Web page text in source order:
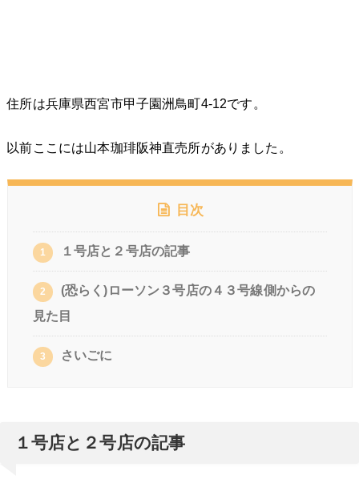
住所は兵庫県西宮市甲子園洲鳥町4-12です。
以前ここには山本珈琲阪神直売所がありました。
目次
1 １号店と２号店の記事
2
(恐らく)ローソン３号店の４３号線側からの
見た目
3 さいごに
１号店と２号店の記事